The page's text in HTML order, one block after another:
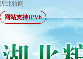
湖北粮网
网站支持IPV6